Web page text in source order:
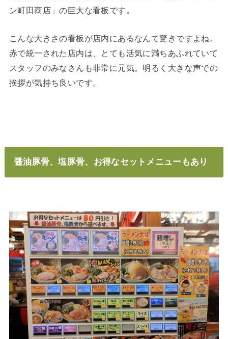
ン町田商店」の巨大な看板です。
こんな大きさの看板が店内にあるなんて驚きですよね。
赤で統一された店内は、とても活気に満ちあふれていて
スタッフのみなさんも非常に元気。明るく大きな声での
挨拶が気持ち良いです。
醤油豚骨、塩豚骨、お得なセットメニューもあり